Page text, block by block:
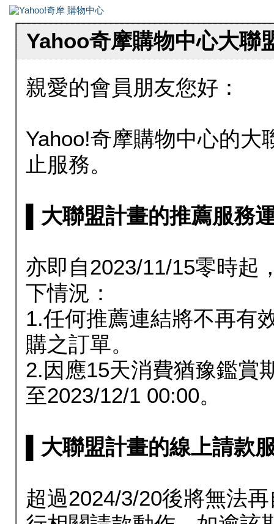
Yahoo奇摩購物中心大聯
親愛的會員朋友您好：
Yahoo!奇摩購物中心的大
止服務。
▌大聯盟計畫的推薦服務
亦即自2023/11/15零時起
下情況：
1.任何推薦連結將不再有
購之訂單。
2.因應15天消費猶豫鑑賞
至2023/12/1 00:00。
▌大聯盟計畫的線上請款
超過2024/3/20後將無法